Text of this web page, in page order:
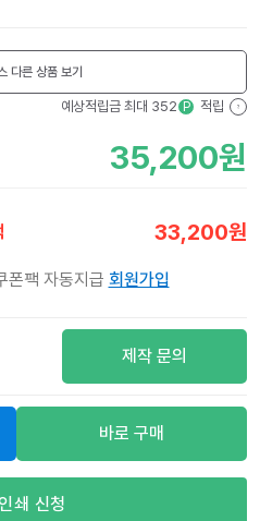
다른 상품 보기
예상적립금 최대 352 P 적립 ?
35,200원
33,200원
폰팩 자동지급 회원가입
제작 문의
바로 구매
쇄 신청